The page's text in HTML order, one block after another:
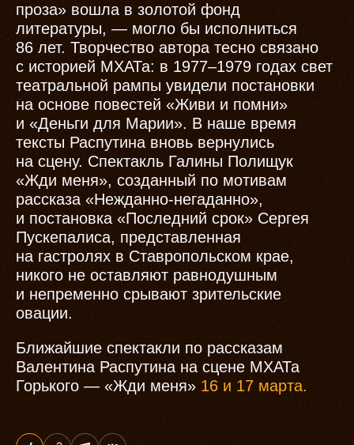
проза» вошла в золотой фонд
литературы, — могло бы исполниться
86 лет. Творчество автора тесно связано
с историей МХАТа: в 1977–1979 годах свет
театральной рампы увидели постановки
на основе повестей «Живи и помни»
и «Деньги для Марии». В наше время
тексты Распутина вновь вернулись
на сцену. Спектакль Галины Полищук
«Жди меня», созданный по мотивам
рассказа «Нежданно-негаданно»,
и постановка «Последний срок» Сергея
Пускепалиса, представленная
на гастролях в Ставропольском крае,
никого не оставляют равнодушным
и непременно срывают зрительские
овации.
Ближайшие спектакли по рассказам
Валентина Распутина на сцене МХАТа
Горького — «Жди меня» 16 и 17 марта.